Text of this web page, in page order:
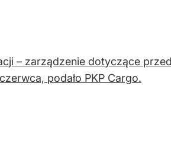
– zarządzenie dotyczące
podało PKP Cargo.